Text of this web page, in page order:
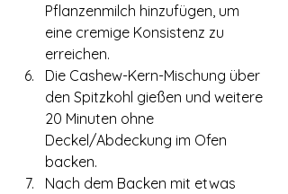
Pflanzenmilch hinzufügen, um
eine cremige Konsistenz zu
erreichen.
Die Cashew-Kern-Mischung über
den Spitzkohl gießen und weitere
20 Minuten ohne
Deckel/Abdeckung im Ofen
backen.
Nach dem Backen mit etwas